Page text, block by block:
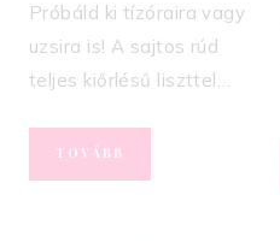
Próbáld ki tízóraira vagy
uzsira is! A sajtos rúd
teljes kiőrlésű liszttel…
TOVÁBB
RÚD